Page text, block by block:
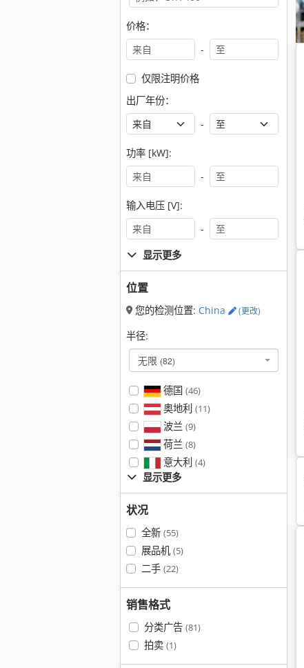
价格：
-
仅限注明价格
出厂年份：
-
功率 [kW]:
-
输入电压 [V]:
-
显示更多
位置
您的检测位置: China (更改)
半径:
无限 (82)
德国 (46)
奥地利 (11)
波兰 (9)
荷兰 (8)
意大利 (4)
显示更多
状况
全新 (55)
展品机 (5)
二手 (22)
销售格式
分类广告 (81)
拍卖 (1)